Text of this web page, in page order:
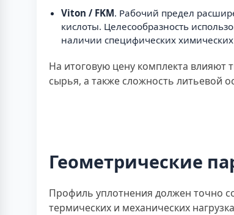
Viton / FKM. Рабочий предел
кислоты. Целесообразность
наличии специфических
На итоговую цену комплекта влияют
сырья, а также сложность литьевой
Геометрические
Профиль уплотнения должен точно
термических и механических